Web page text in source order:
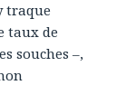
traque
taux de
souches –,